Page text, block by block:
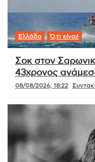
Ελλάδα Ό,τι είναι!
Σοκ στον
43χρονος
08/08/2026, 18:22